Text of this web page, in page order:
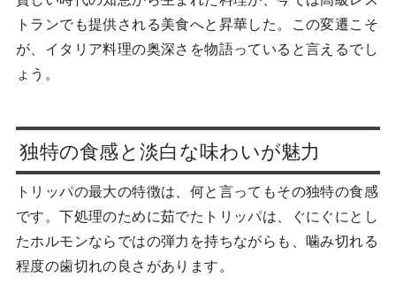
トランでも提供される美食へと昇華した。この変遷こそ
が、イタリア料理の奥深さを物語っていると言えるでし
ょう。
独特の食感と淡白な味わいが魅力
トリッパの最大の特徴は、何と言ってもその独特の食感
です。下処理のために茹でたトリッパは、ぐにぐにとし
たホルモンならではの弾力を持ちながらも、噛み切れる
程度の歯切れの良さがあります。